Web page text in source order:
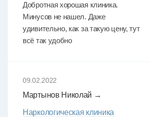
Добротная хорошая клиника.
Минусов не нашел. Даже
удивительно, как за такую цену, тут
всё так удобно
09.02.2022
Мартынов Николай →
Наркологическая клиника